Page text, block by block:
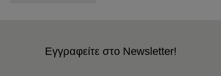
Εγγραφείτε στο Newsletter!